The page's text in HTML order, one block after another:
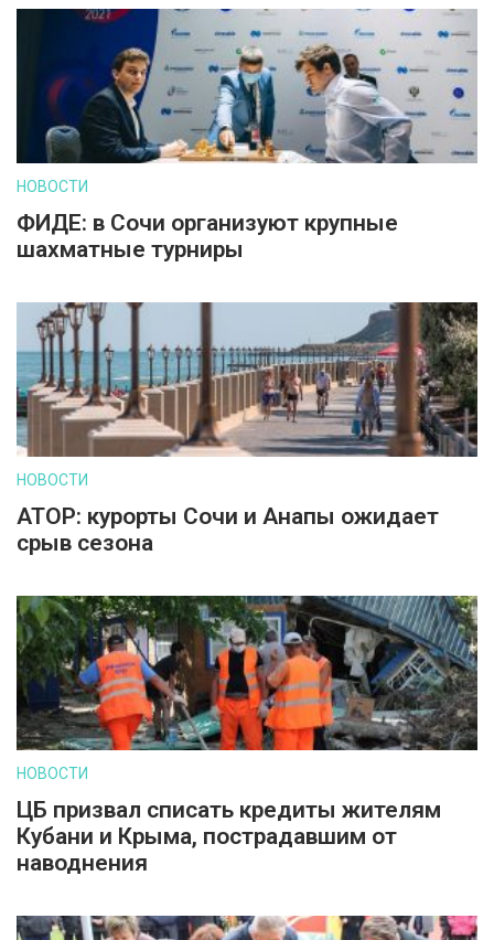
НОВОСТИ
ФИДЕ: в Сочи организуют крупные
шахматные турниры
НОВОСТИ
АТОР: курорты Сочи и Анапы ожидает
срыв сезона
НОВОСТИ
ЦБ призвал списать кредиты жителям
Кубани и Крыма, пострадавшим от
наводнения